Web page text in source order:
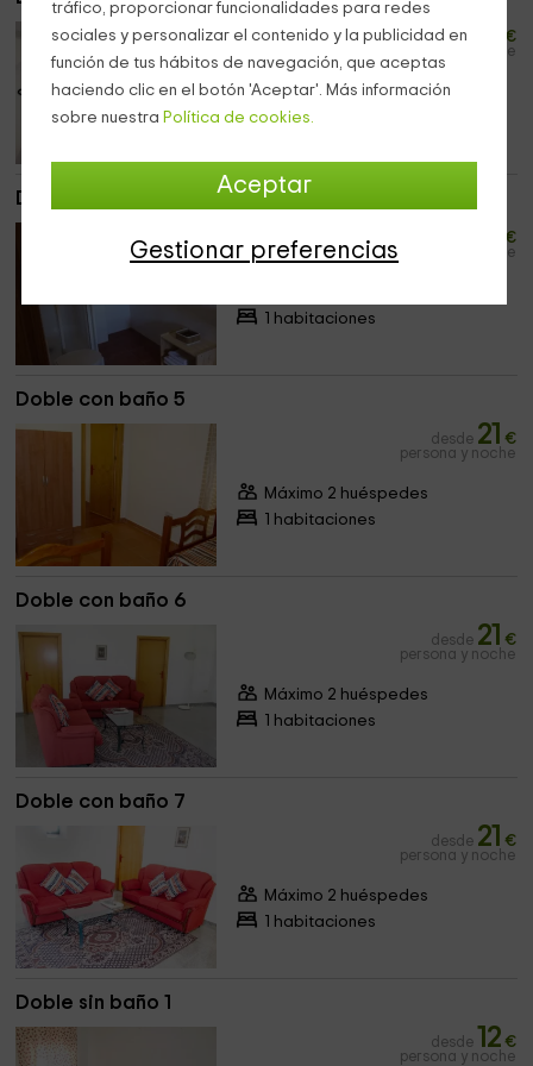
tráfico, proporcionar funcionalidades para redes
sociales y personalizar el contenido y la publicidad en
función de tus hábitos de navegación, que aceptas
haciendo clic en el botón 'Aceptar'. Más información
sobre nuestra Política de cookies.
Aceptar
Gestionar preferencias
desde
€
persona y noche
Máximo 2 huéspedes
1 habitaciones
Doble con baño 4
€
persona y noche
1 habitaciones
Doble con baño 5
desde 21 €
persona y noche
Máximo 2 huéspedes
1 habitaciones
Doble con baño 6
desde 21 €
persona y noche
Máximo 2 huéspedes
1 habitaciones
Doble con baño 7
desde 21 €
persona y noche
Máximo 2 huéspedes
1 habitaciones
Doble sin baño 1
desde 12 €
persona y noche